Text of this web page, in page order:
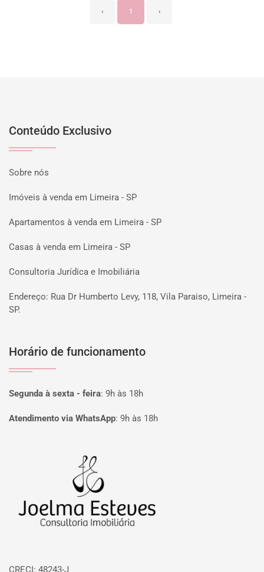
‹ 1 ›
Conteúdo Exclusivo
Sobre nós
Imóveis à venda em Limeira - SP
Apartamentos à venda em Limeira - SP
Casas à venda em Limeira - SP
Consultoria Jurídica e Imobiliária
Endereço: Rua Dr Humberto Levy, 118, Vila Paraiso, Limeira -
SP.
Horário de funcionamento
Segunda à sexta - feira: 9h às 18h
Atendimento via WhatsApp: 9h às 18h
CRECI: 48243-J